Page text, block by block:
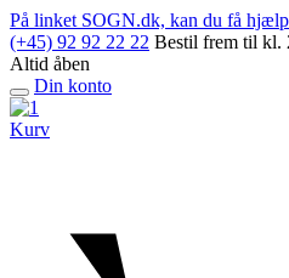
Skip
to
content
På linket SOGN.dk, kan du få
(+45) 92 92 22 22 Bestil frem til kl.
Altid åben
Open
menu
Din konto
Kurv